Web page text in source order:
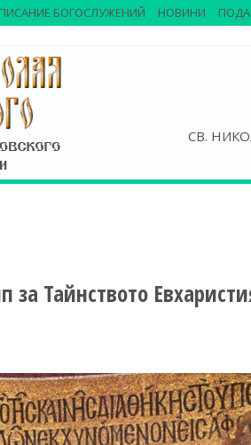
СВ.
БОГОСЛУЖЕНИЙ НОВИНИ
Тайнството